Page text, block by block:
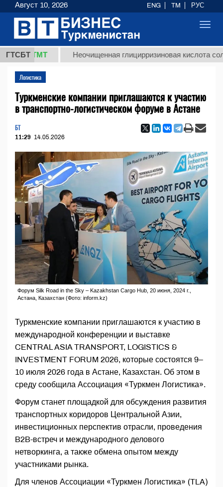
ГТСБТ
ТМТ Неочищенная глицирризиновая кислота
Логистика
Туркменские компании приглашаются к участию
в транспортно-логистическом форуме в Астане
БТ
11:29 14.05.2026
Форум Silk Road in the Sky – Kazakhstan Cargo Hub, 20 июня, 2024 г.,
Астана, Казахстан (Фото: inform.kz)
Туркменские компании приглашаются к участию в
международной конференции и выставке
CENTRAL ASIA TRANSPORT, LOGISTICS &
INVESTMENT FORUM 2026, которые состоятся 9–
10 июля 2026 года в Астане, Казахстан. Об этом в
среду сообщила Ассоциация «Туркмен Логистика».
Форум станет площадкой для обсуждения развития
транспортных коридоров Центральной Азии,
инвестиционных перспектив отрасли, проведения
B2B-встреч и международного делового
нетворкинга, а также обмена опытом между
участниками рынка.
Для членов Ассоциации «Туркмен Логистика» (TLA)
Август 10, 2026 ENG TM РУС